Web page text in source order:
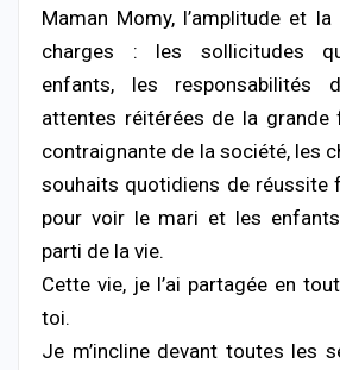
Maman Momy, l’amplitude et
charges : les sollicitudes
enfants, les responsabilités
attentes réitérées de la grande
contraignante de la société, les
souhaits quotidiens de réussite
pour voir le mari et les
parti de la vie.
Cette vie, je l’ai partagée en
toi.
Je m’incline devant toutes les